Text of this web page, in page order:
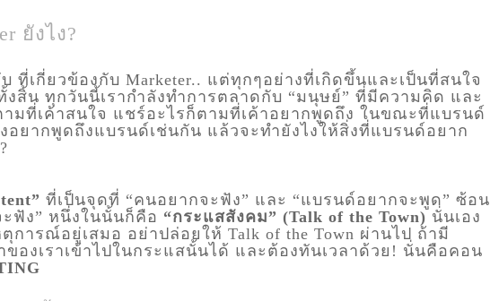
ยังไง?
ที่เกี่ยวข้องกับ Marketer.. แต่ทุกๆอย่างที่เกิดขึ้นและเป็นที่สนใจ
งสิ้น ทุกวันนี้เรากำลังทำการตลาดกับ “มนุษย์” ที่มีความคิด และ
ามที่เค้าสนใจ แชร์อะไรก็ตามที่เค้าอยากพูดถึง ในขณะที่แบรนด์
อยากพูดถึงแบรนด์เช่นกัน แล้วจะทำยังไงให้สิ่งที่แบรนด์อยาก
ที่เป็นจุดที่ “คนอยากจะฟัง” และ “แบรนด์อยากจะพูด” ซ้อน
ฟัง” หนึ่งในนั้นก็คือ “กระแสสังคม” (Talk of the Town) นั่นเอง
ารณ์อยู่เสมอ อย่าปล่อยให้ Talk of the Town ผ่านไป ถ้ามี
องเราเข้าไปในกระแสนั้นได้ และต้องทันเวลาด้วย! นั่นคือคอน